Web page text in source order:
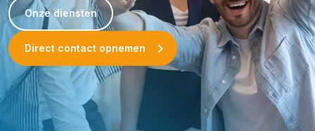
Onze diensten
Direct contact opnemen